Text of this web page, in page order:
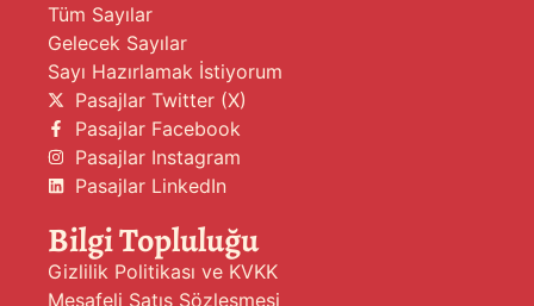
Tüm Sayılar
Gelecek Sayılar
Sayı Hazırlamak İstiyorum
Pasajlar Twitter (X)
Pasajlar Facebook
Pasajlar Instagram
Pasajlar LinkedIn
Bilgi Topluluğu
Gizlilik Politikası ve KVKK
Mesafeli Satış Sözleşmesi